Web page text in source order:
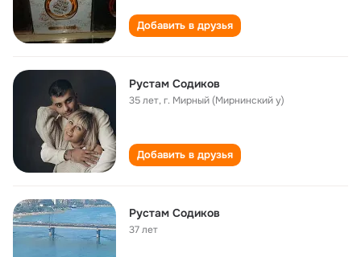
Добавить в друзья
Рустам Содиков
35 лет,г. Мирный (Мирнинский у)
Добавить в друзья
Рустам Содиков
37 лет